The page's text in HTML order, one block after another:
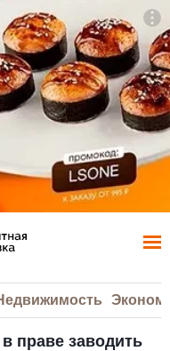
праве заводить